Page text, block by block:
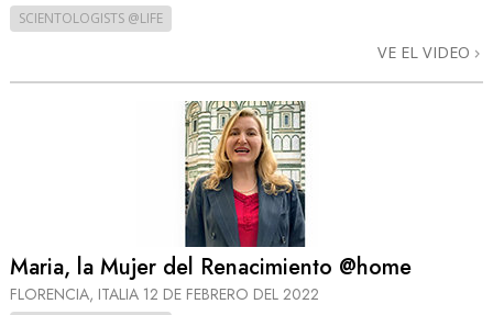
SCIENTOLOGISTS @LIFE
VE EL VIDEO
Maria, la Mujer del Renacimiento @home
FLORENCIA, ITALIA 12 DE FEBRERO DEL 2022